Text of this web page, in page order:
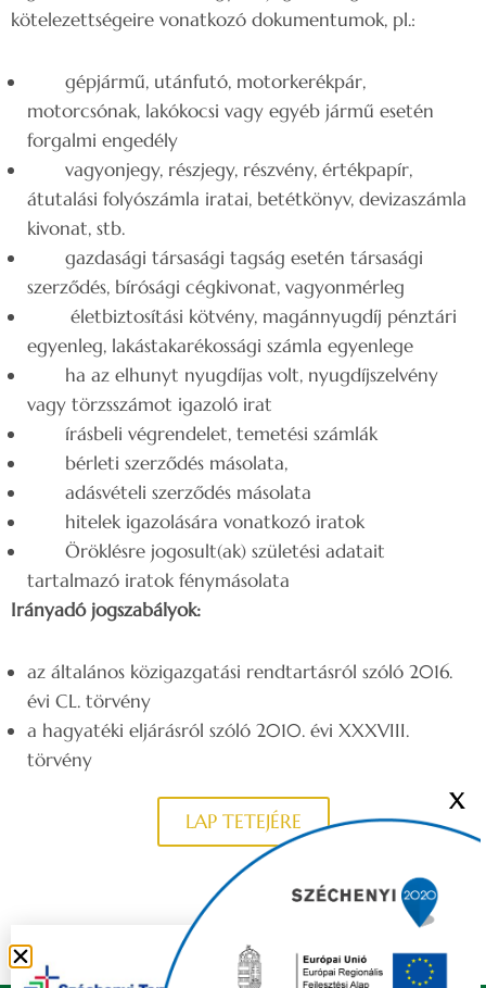
kötelezettségeire vonatkozó dokumentumok, pl.:
gépjármű, utánfutó, motorkerékpár,
motorcsónak, lakókocsi vagy egyéb jármű esetén
forgalmi engedély
vagyonjegy, részjegy, részvény, értékpapír,
átutalási folyószámla iratai, betétkönyv, devizaszámla
kivonat, stb.
gazdasági társasági tagság esetén társasági
szerződés, bírósági cégkivonat, vagyonmérleg
életbiztosítási kötvény, magánnyugdíj pénztári
egyenleg, lakástakarékossági számla egyenlege
ha az elhunyt nyugdíjas volt, nyugdíjszelvény
vagy törzsszámot igazoló irat
írásbeli végrendelet, temetési számlák
bérleti szerződés másolata,
adásvételi szerződés másolata
hitelek igazolására vonatkozó iratok
Öröklésre jogosult(ak) születési adatait
tartalmazó iratok fénymásolata
Irányadó jogszabályok:
az általános közigazgatási rendtartásról szóló 2016.
évi CL. törvény
a hagyatéki eljárásról szóló 2010. évi XXXVIII.
törvény
LAP TETEJÉRE
X